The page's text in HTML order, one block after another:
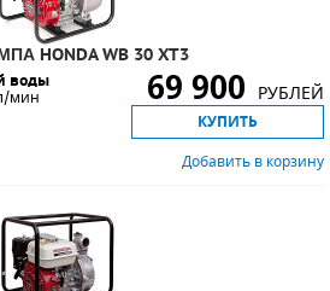
HONDA WB 30 XT3
воды
мин 69 900 РУБЛЕЙ
КУПИТЬ
Добавить в корзину